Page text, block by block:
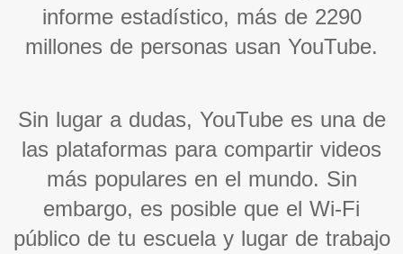
informe estadístico, más de 2290
millones de personas usan YouTube.
Sin lugar a dudas, YouTube es una de
las plataformas para compartir videos
más populares en el mundo. Sin
embargo, es posible que el Wi-Fi
público de tu escuela y lugar de trabajo